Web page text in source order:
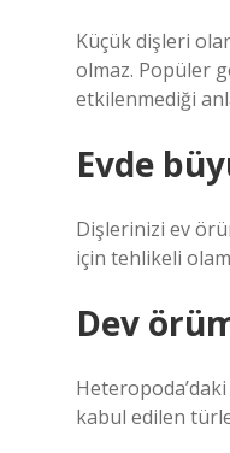
Küçük dişleri
olmaz. Popüler
etkilenmediği
Evde
Dişlerinizi ev
için tehlikeli
Dev
kabul edilen